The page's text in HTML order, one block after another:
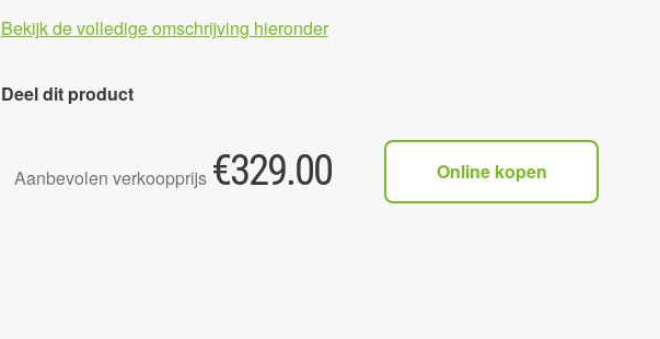
Bekijk de volledige omschrijving hieronder
Deel dit product
Aanbevolen verkoopprijs €329.00 Online kopen